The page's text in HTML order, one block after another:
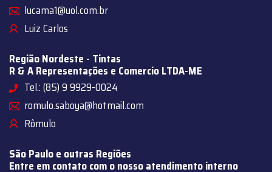
lucama1@uol.com.br
Luiz Carlos
Região Nordeste - Tintas
R & A Representações e Comercio LTDA-ME
Tel.: (85) 9 9929-0024
romulo.saboya@hotmail.com
Rômulo
São Paulo e outras Regiões
Entre em contato com o nosso atendimento interno